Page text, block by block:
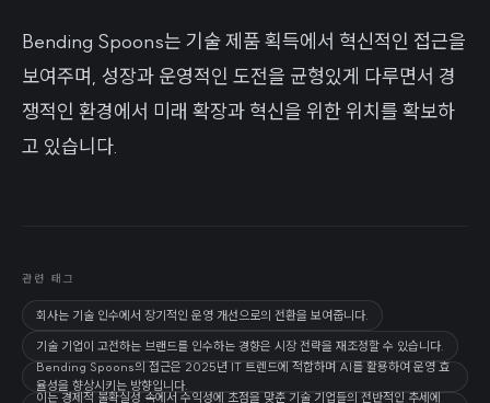
Bending Spoons는 기술 제품 획득에서 혁신적인 접근을
보여주며, 성장과 운영적인 도전을 균형있게 다루면서 경
쟁적인 환경에서 미래 확장과 혁신을 위한 위치를 확보하
고 있습니다.
관련 태그
회사는 기술 인수에서 장기적인 운영 개선으로의 전환을 보여줍니다.
기술 기업이 고전하는 브랜드를 인수하는 경향은 시장 전략을 재조정할 수 있습니다.
Bending Spoons의 접근은 2025년 IT 트렌드에 적합하며 AI를 활용하여 운영 효
율성을 향상시키는 방향입니다.
이는 경제적 불확실성 속에서 수익성에 초점을 맞춘 기술 기업들의 전반적인 추세에